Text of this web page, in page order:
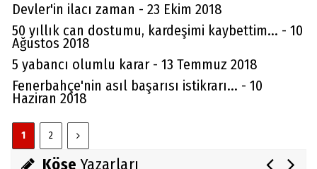
Devler'in ilacı zaman - 23 Ekim 2018
50 yıllık can dostumu, kardeşimi kaybettim... - 10
Ağustos 2018
5 yabancı olumlu karar - 13 Temmuz 2018
Fenerbahçe'nin asıl başarısı istikrarı... - 10
Haziran 2018
1 2
Köşe Yazarları
Aydın Örs
Ataman için imkansız yok
Melda Yakupoğlu
Görünmeyen Kahramanlar: Ebeveynler